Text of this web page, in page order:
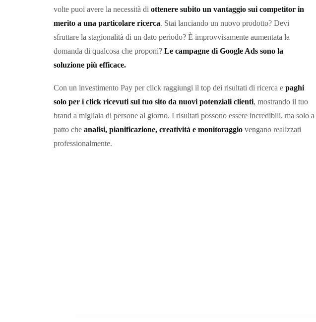
volte puoi avere la necessità di ottenere subito un vantaggio sui competitor in
merito a una particolare ricerca. Stai lanciando un nuovo prodotto? Devi
sfruttare la stagionalità di un dato periodo? È improvvisamente aumentata la
domanda di qualcosa che proponi? Le campagne di Google Ads sono la
soluzione più efficace.
Con un investimento Pay per click raggiungi il top dei risultati di ricerca e paghi
solo per i click ricevuti sul tuo sito da nuovi potenziali clienti, mostrando il tuo
brand a migliaia di persone al giorno. I risultati possono essere incredibili, ma solo a
patto che analisi, pianificazione, creatività e monitoraggio vengano realizzati
professionalmente.